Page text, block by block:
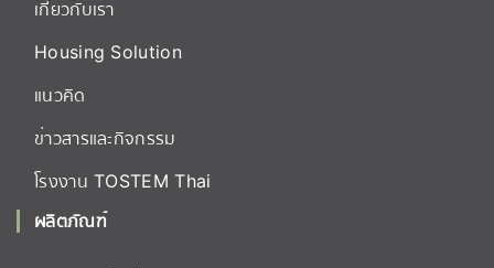
เกี่ยวกับเรา
Housing Solution
แนวคิด
ข่าวสารและกิจกรรม
โรงงาน TOSTEM Thai
ผลิตภัณฑ์